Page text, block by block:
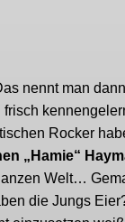
nennt man
Rocker
„Hamie“
Welt…
die Jungs